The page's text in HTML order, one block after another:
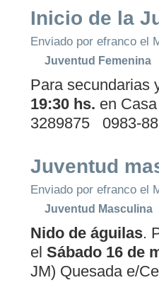
Inicio de la
Enviado por efranco el
Juventud Femenina
Para secundarias
19:30 hs. en
3289875 0983-
Juventud
Enviado por efranco el
Juventud Masculina
Nido de águilas.
el Sábado 16 de
JM) Quesada e/